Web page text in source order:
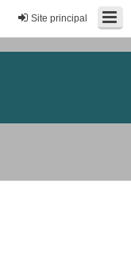
Site principal